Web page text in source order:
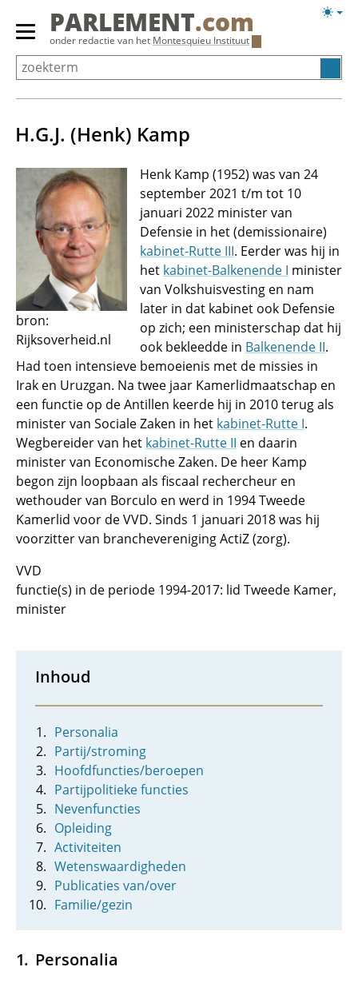
Overslaan
Primair
menu
tonen/verbergen
PARLEMENT.com
onder redactie van het Montesquieu Instituut
H.G.J. (Henk) Kamp
bron:
Rijksoverheid.nl
Henk Kamp (1952) was van 24
september 2021 t/m tot 10
januari 2022 minister van
Defensie in het (demissionaire)
kabinet-Rutte III. Eerder was hij in
het kabinet-Balkenende I minister
van Volkshuisvesting en nam
later in dat kabinet ook Defensie
op zich; een ministerschap dat hij
ook bekleedde in Balkenende II.
Had toen intensieve bemoeienis met de missies in
Irak en Uruzgan. Na twee jaar Kamerlidmaatschap en
een functie op de Antillen keerde hij in 2010 terug als
minister van Sociale Zaken in het kabinet-Rutte I.
Wegbereider van het kabinet-Rutte II en daarin
minister van Economische Zaken. De heer Kamp
begon zijn loopbaan als fiscaal rechercheur en
wethouder van Borculo en werd in 1994 Tweede
Kamerlid voor de VVD. Sinds 1 januari 2018 was hij
voorzitter van branchevereniging ActiZ (zorg).
VVD
functie(s) in de periode 1994-2017: lid Tweede Kamer,
minister
Inhoud
Personalia
Partij/stroming
Hoofdfuncties/beroepen
Partijpolitieke functies
Nevenfuncties
Opleiding
Activiteiten
Wetenswaardigheden
Publicaties van/over
Familie/gezin
Personalia